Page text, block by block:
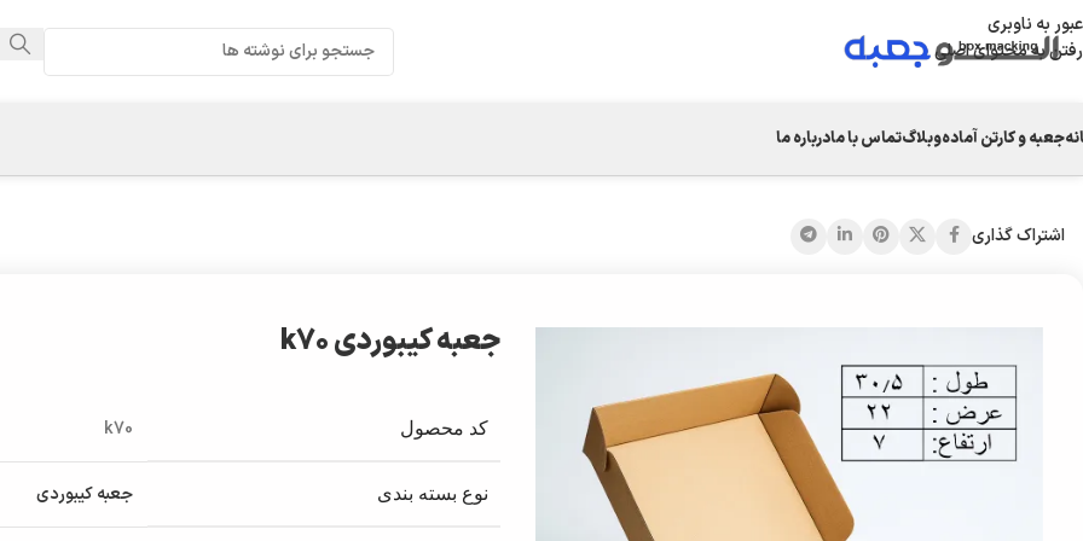
عبور به ناوبری
رفتن به محتوای اصلی
جعبه و کارتن آمادهوبلاگتماس با مادرباره ما
اشتراک گذاری
جعبه کیبوردی k70
کد محصول k70
نوع بسته بندی جعبه کیبوردی